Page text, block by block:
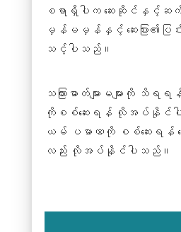
စရာရှိပါက ဆေးဆိုင်နှင့်ဆက်
မှန်မမှန်နှင့် ဆေးပြား၏ပြ
သင့်ပါသည်။
သကြားဓာတ်များမများကို
ကိုစစ်ဆေးရန် လိုအပ်နိုင်ပ
ယမ် ပမာဏကို စစ်ဆေးရန်
လည်း လိုအပ်နိုင်ပါသည်။